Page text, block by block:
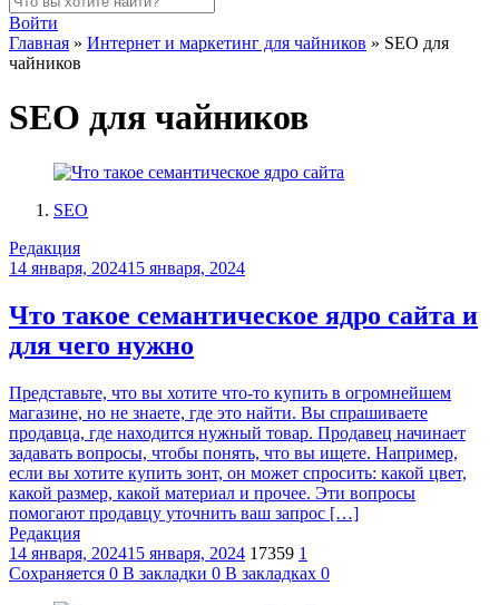
Войти
Главная » Интернет и маркетинг для чайников » SEO для
чайников
SEO для чайников
SEO
Редакция
14 января, 202415 января, 2024
Что такое семантическое ядро сайта и
для чего нужно
Представьте, что вы хотите что-то купить в огромнейшем
магазине, но не знаете, где это найти. Вы спрашиваете
продавца, где находится нужный товар. Продавец начинает
задавать вопросы, чтобы понять, что вы ищете. Например,
если вы хотите купить зонт, он может спросить: какой цвет,
какой размер, какой материал и прочее. Эти вопросы
помогают продавцу уточнить ваш запрос […]
Редакция
14 января, 202415 января, 2024 17359 1
Сохраняется 0 В закладки 0 В закладках 0